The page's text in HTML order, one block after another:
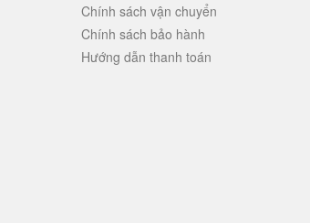
Chính sách vận chuyển
Chính sách bảo hành
Hướng dẫn thanh toán